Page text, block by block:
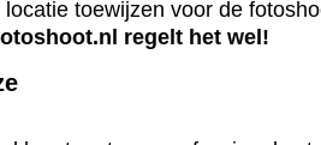
toewijzen voor de
regelt het wel!